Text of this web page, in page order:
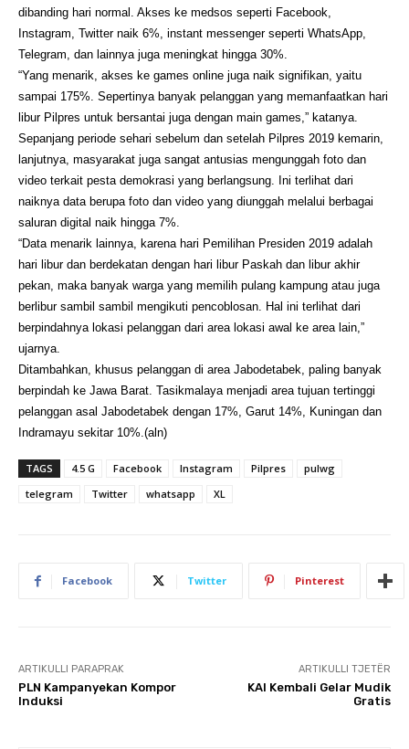
dibanding hari normal. Akses ke medsos seperti Facebook,
Instagram, Twitter naik 6%, instant messenger seperti WhatsApp,
Telegram, dan lainnya juga meningkat hingga 30%.
“Yang menarik, akses ke games online juga naik signifikan, yaitu
sampai 175%. Sepertinya banyak pelanggan yang memanfaatkan hari
libur Pilpres untuk bersantai juga dengan main games,” katanya.
Sepanjang periode sehari sebelum dan setelah Pilpres 2019 kemarin,
lanjutnya, masyarakat juga sangat antusias mengunggah foto dan
video terkait pesta demokrasi yang berlangsung. Ini terlihat dari
naiknya data berupa foto dan video yang diunggah melalui berbagai
saluran digital naik hingga 7%.
“Data menarik lainnya, karena hari Pemilihan Presiden 2019 adalah
hari libur dan berdekatan dengan hari libur Paskah dan libur akhir
pekan, maka banyak warga yang memilih pulang kampung atau juga
berlibur sambil sambil mengikuti pencoblosan. Hal ini terlihat dari
berpindahnya lokasi pelanggan dari area lokasi awal ke area lain,”
ujarnya.
Ditambahkan, khusus pelanggan di area Jabodetabek, paling banyak
berpindah ke Jawa Barat. Tasikmalaya menjadi area tujuan tertinggi
pelanggan asal Jabodetabek dengan 17%, Garut 14%, Kuningan dan
Indramayu sekitar 10%.(aln)
TAGS 4.5 G Facebook Instagram Pilpres
pulwg
telegram
Twitter whatsapp XL
Facebook Twitter Pinterest
ARTIKULLI PARAPRAK
PLN Kampanyekan Kompor
Induksi
ARTIKULLI TJETËR
KAI Kembali Gelar Mudik
Gratis